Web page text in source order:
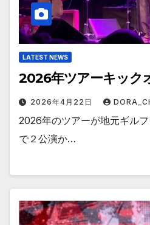
LATEST NEWS
2026年ツアーキック
2026年4月22日
2026年のツアーが地元ギル
で２公演か…